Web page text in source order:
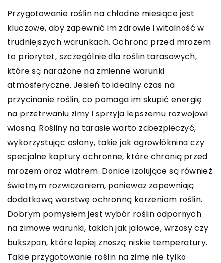
Przygotowanie roślin na chłodne miesiące jest
kluczowe, aby zapewnić im zdrowie i witalność w
trudniejszych warunkach. Ochrona przed mrozem
to priorytet, szczególnie dla roślin tarasowych,
które są narażone na zmienne warunki
atmosferyczne. Jesień to idealny czas na
przycinanie roślin, co pomaga im skupić energię
na przetrwaniu zimy i sprzyja lepszemu rozwojowi
wiosną. Rośliny na tarasie warto zabezpieczyć,
wykorzystując osłony, takie jak agrowłóknina czy
specjalne kaptury ochronne, które chronią przed
mrozem oraz wiatrem. Donice izolujące są również
świetnym rozwiązaniem, ponieważ zapewniają
dodatkową warstwę ochronną korzeniom roślin.
Dobrym pomysłem jest wybór roślin odpornych
na zimowe warunki, takich jak jałowce, wrzosy czy
bukszpan, które lepiej znoszą niskie temperatury.
Takie przygotowanie roślin na zimę nie tylko